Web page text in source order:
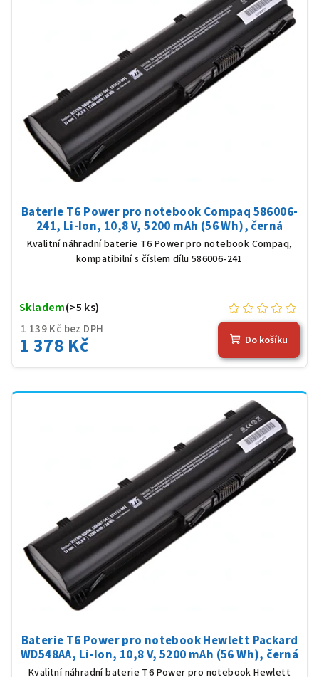
Baterie T6 Power pro notebook Compaq 586006-
241, Li-Ion, 10,8 V, 5200 mAh (56 Wh), černá
Kvalitní náhradní baterie T6 Power pro notebook Compaq,
kompatibilní s číslem dílu 586006-241
1 139 Kč bez DPH
1 378 Kč
Skladem(>5 ks)
Do košíku
Baterie T6 Power pro notebook Hewlett Packard
WD548AA, Li-Ion, 10,8 V, 5200 mAh (56 Wh), černá
Kvalitní náhradní baterie T6 Power pro notebook Hewlett